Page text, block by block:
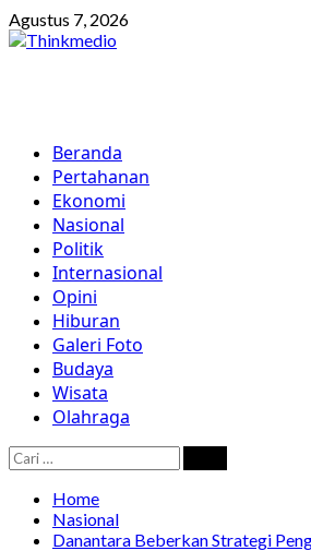
Skip
to
Agustus 7, 2026
Primary
Menu
Beranda
Pertahanan
Ekonomi
Nasional
Politik
Internasional
Opini
Hiburan
Galeri Foto
Budaya
Wisata
Olahraga
Cari
untuk:
Home
Nasional
Danantara Beberkan Strategi